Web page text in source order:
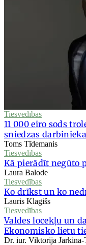
Tiesvedības
11 000 eiro sods
sniedzas
Toms Tīdemanis
Tiesvedības
Kā pierādīt negūto
Laura Balode
Tiesvedības
Ko drīkst un ko
Lauris Klagišs
Tiesvedības
Valdes locekļu un
Ekonomisko lietu
Dr. iur. Viktorija Jarkina-